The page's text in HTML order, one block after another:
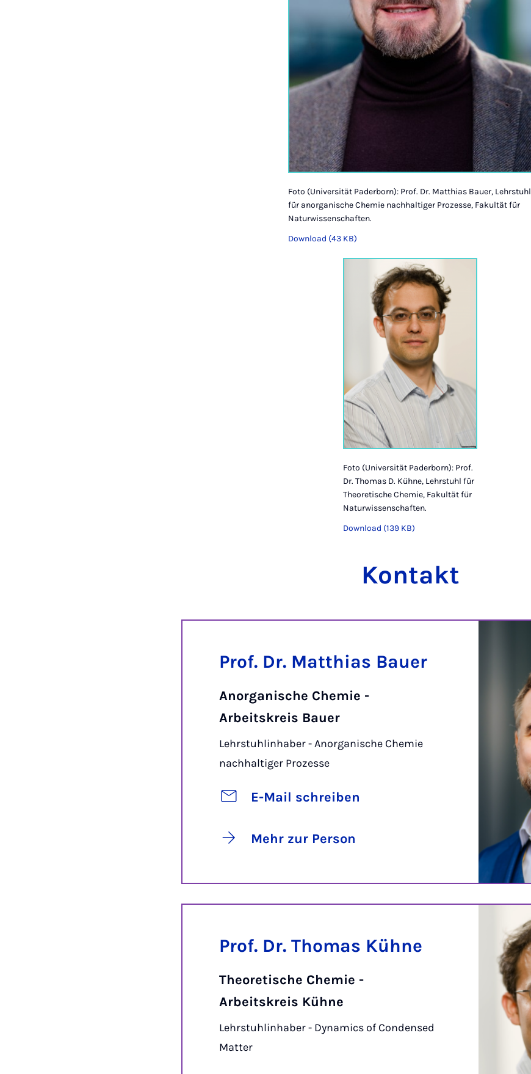
Foto (Universität Paderborn): Prof. Dr. Matthias Bauer, Lehrstuhl
für anorganische Chemie nachhaltiger Prozesse, Fakultät für
Naturwissenschaften.
Download (43 KB)
Foto (Universität Paderborn): Prof.
Dr. Thomas D. Kühne, Lehrstuhl für
Theoretische Chemie, Fakultät für
Naturwissenschaften.
Download (139 KB)
Kontakt
Prof. Dr. Matthias Bauer
Anorganische Chemie -
Arbeitskreis Bauer
Lehrstuhlinhaber - Anorganische Chemie
nachhaltiger Prozesse
E-Mail schreiben
Mehr zur Person
Prof. Dr. Thomas Kühne
Theoretische Chemie -
Arbeitskreis Kühne
Lehrstuhlinhaber - Dynamics of Condensed
Matter